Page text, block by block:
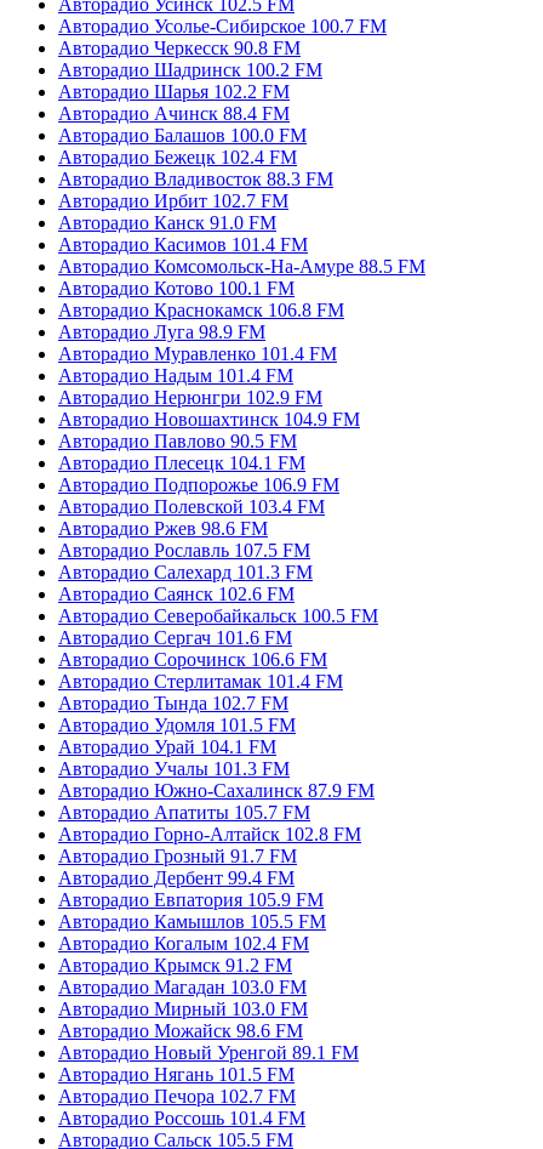
Авторадио Усинск 102.5 FM
Авторадио Усолье-Сибирское 100.7 FM
Авторадио Черкесск 90.8 FM
Авторадио Шадринск 100.2 FM
Авторадио Шарья 102.2 FM
Авторадио Ачинск 88.4 FM
Авторадио Балашов 100.0 FM
Авторадио Бежецк 102.4 FM
Авторадио Владивосток 88.3 FM
Авторадио Ирбит 102.7 FM
Авторадио Канск 91.0 FM
Авторадио Касимов 101.4 FM
Авторадио Комсомольск-На-Амуре 88.5 FM
Авторадио Котово 100.1 FM
Авторадио Краснокамск 106.8 FM
Авторадио Луга 98.9 FM
Авторадио Муравленко 101.4 FM
Авторадио Надым 101.4 FM
Авторадио Нерюнгри 102.9 FM
Авторадио Новошахтинск 104.9 FM
Авторадио Павлово 90.5 FM
Авторадио Плесецк 104.1 FM
Авторадио Подпорожье 106.9 FM
Авторадио Полевской 103.4 FM
Авторадио Ржев 98.6 FM
Авторадио Рославль 107.5 FM
Авторадио Салехард 101.3 FM
Авторадио Саянск 102.6 FM
Авторадио Северобайкальск 100.5 FM
Авторадио Сергач 101.6 FM
Авторадио Сорочинск 106.6 FM
Авторадио Стерлитамак 101.4 FM
Авторадио Тында 102.7 FM
Авторадио Удомля 101.5 FM
Авторадио Урай 104.1 FM
Авторадио Учалы 101.3 FM
Авторадио Южно-Сахалинск 87.9 FM
Авторадио Апатиты 105.7 FM
Авторадио Горно-Алтайск 102.8 FM
Авторадио Грозный 91.7 FM
Авторадио Дербент 99.4 FM
Авторадио Евпатория 105.9 FM
Авторадио Камышлов 105.5 FM
Авторадио Когалым 102.4 FM
Авторадио Крымск 91.2 FM
Авторадио Магадан 103.0 FM
Авторадио Мирный 103.0 FM
Авторадио Можайск 98.6 FM
Авторадио Новый Уренгой 89.1 FM
Авторадио Нягань 101.5 FM
Авторадио Печора 102.7 FM
Авторадио Россошь 101.4 FM
Авторадио Сальск 105.5 FM